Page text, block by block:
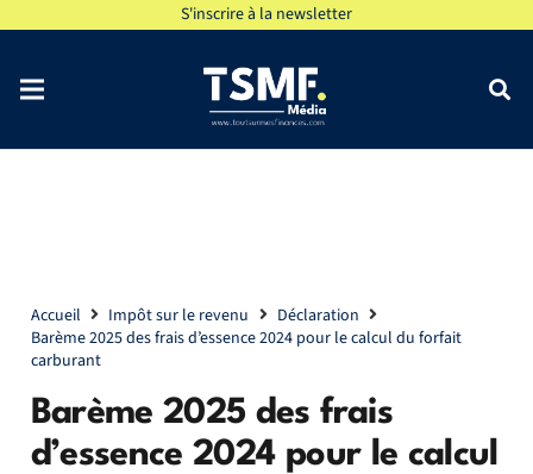
S'inscrire à la newsletter
Accueil Impôt sur le revenu
Déclaration
Barème 2025 des frais d’essence 2024 pour le calcul du forfait
carburant
Barème 2025 des frais
d’essence 2024 pour le calcul